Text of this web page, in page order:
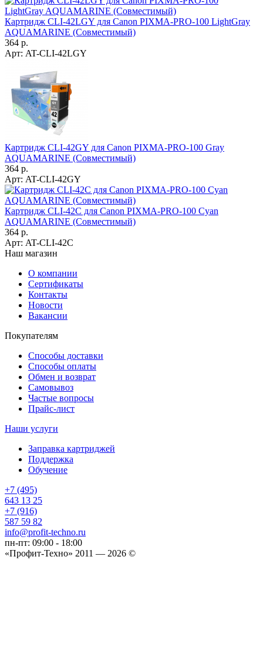
Картридж CLI-42LGY для Canon PIXMA-PRO-100 LightGray
AQUAMARINE (Совместимый)
364 р.
Арт: AT-CLI-42LGY
Картридж CLI-42GY для Canon PIXMA-PRO-100 Gray
AQUAMARINE (Совместимый)
364 р.
Арт: AT-CLI-42GY
Картридж CLI-42C для Canon PIXMA-PRO-100 Cyan
AQUAMARINE (Совместимый)
364 р.
Арт: AT-CLI-42C
Наш магазин
О компании
Сертификаты
Контакты
Новости
Вакансии
Покупателям
Способы доставки
Способы оплаты
Обмен и возврат
Самовывоз
Частые вопросы
Прайс-лист
Наши услуги
Заправка картриджей
Поддержка
Обучение
+7 (495)
643 13 25
+7 (916)
587 59 82
info@profit-techno.ru
пн-пт: 09:00 - 18:00
«Профит-Техно» 2011 — 2026 ©